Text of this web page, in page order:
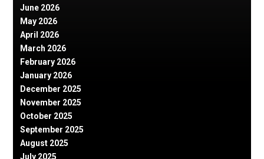
June 2026
May 2026
April 2026
March 2026
February 2026
January 2026
December 2025
November 2025
October 2025
September 2025
August 2025
July 2025